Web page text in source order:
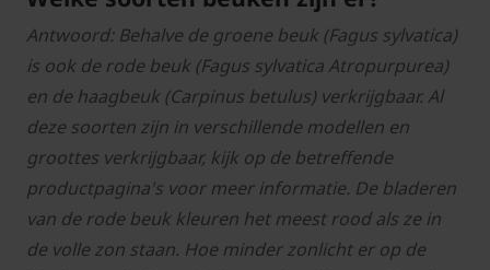
Antwoord: Behalve de groene beuk (Fagus sylvatica)
is ook de rode beuk (Fagus sylvatica Atropurpurea)
en de haagbeuk (Carpinus betulus) verkrijgbaar. Al
deze soorten zijn in verschillende modellen en
groottes verkrijgbaar, kijk op de betreffende
productpagina's voor meer informatie. De bladeren
van de rode beuk kleuren het meest rood als ze in
de volle zon staan. Hoe minder zonlicht er op de